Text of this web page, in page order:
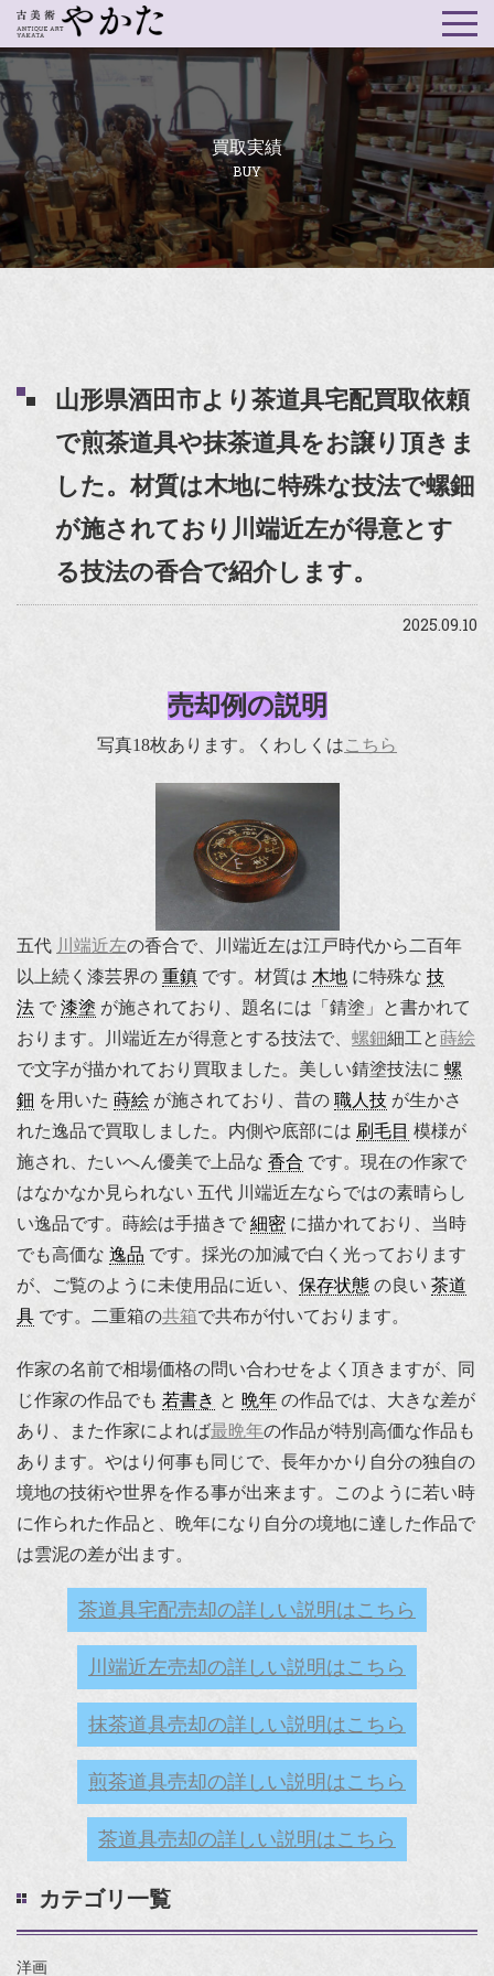
買取実績
BUY
山形県酒田市より茶道具宅配買取依頼
で煎茶道具や抹茶道具をお譲り頂きま
した。材質は木地に特殊な技法で螺鈿
が施されており川端近左が得意とす
る技法の香合で紹介します。
2025.09.10
売却例の説明
写真18枚あります。くわしくはこちら
五代 川端近左の香合で、川端近左は江戸時代から二百年
以上続く漆芸界の 重鎮 です。材質は 木地 に特殊な 技
法 で 漆塗 が施されており、題名には「錆塗」と書かれて
おります。川端近左が得意とする技法で、 螺鈿細工と蒔絵
で文字が描かれており買取ました。美しい錆塗技法に 螺
鈿 を用いた 蒔絵 が施されており、昔の 職人技 が生かさ
れた逸品で買取しました。内側や底部には 刷毛目 模様が
施され、たいへん優美で上品な 香合 です。現在の作家で
はなかなか見られない 五代 川端近左ならではの素晴らし
い逸品です。蒔絵は手描きで細密 に描かれており、当時
でも高価な 逸品 です。採光の加減で白く光っております
が、ご覧のように未使用品に近い、 保存状態 の良い 茶道
具 です。二重箱の共箱で共布が付いております。
作家の名前で相場価格の問い合わせをよく頂きますが、同
じ作家の作品でも 若書き と 晩年 の作品では、大きな差が
あり、また作家によれば最晩年の作品が特別高価な作品も
あります。やはり何事も同じで、長年かかり自分の独自の
境地の技術や世界を作る事が出来ます。このように若い時
に作られた作品と、晩年になり自分の境地に達した作品で
は雲泥の差が出ます。
茶道具宅配売却の詳しい説明はこちら
川端近左売却の詳しい説明はこちら
抹茶道具売却の詳しい説明はこちら
煎茶道具売却の詳しい説明はこちら
茶道具売却の詳しい説明はこちら
カテゴリ一覧
洋画